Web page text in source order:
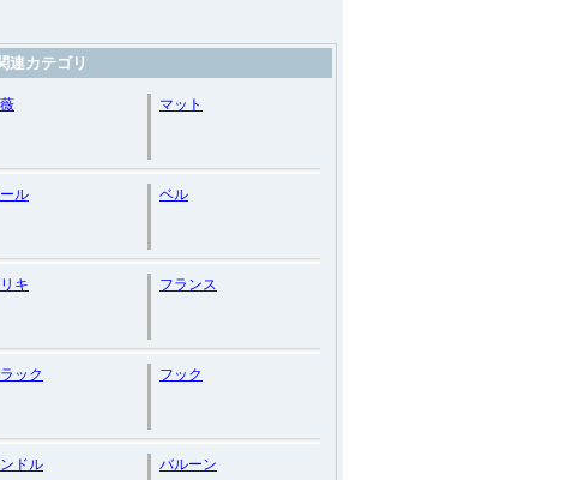
連カテゴリ
マット
ル ベル
キ フランス
ック フック
ドル バルーン